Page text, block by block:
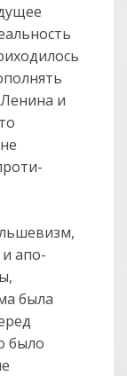
и
и апо­
была
было